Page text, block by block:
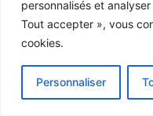
personnalisés et
Tout accepter », vous
cookies.
Personnaliser